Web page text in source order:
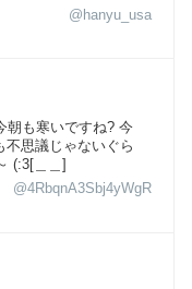
@hanyu_usa
朝も寒いですね?️ 今
思議じゃないぐら
(:3[＿＿]
@4RbqnA3Sbj4yWgR